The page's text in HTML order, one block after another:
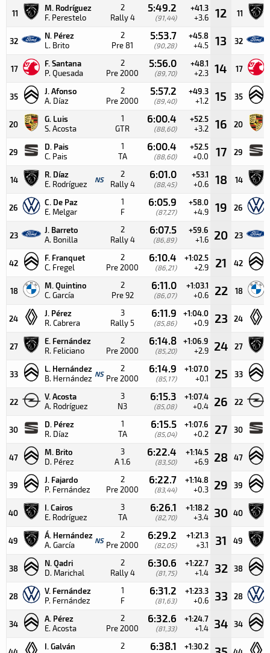
11
M. Rodríguez
F. Perestelo
2
Rally 4
5:49.2
(91,44)
+41.3
+3.6 12 11
32
N. Pérez
L. Brito
2
Pre 81
5:53.7
(90,28)
+45.8
+4.5 13 32
17
F. Santana
P. Quesada
2
Pre 2000
5:56.0
(89,70)
+48.1
+2.3 14 17
35
J. Afonso
A. Díaz
2
Pre 2000
5:57.2
(89,40)
+49.3
+1.2 15 35
20
G. Luis
S. Acosta
1
GTR
6:00.4
(88,60)
+52.5
+3.2 16 20
29
D. Pais
C. Pais
1
TA
6:00.4
(88,60)
+52.5
+0.0 17 29
14
R. Díaz
E. Rodríguez NS
2
Rally 4
6:01.0
(88,45)
+53.1
+0.6 18 14
26
C. De Paz
E. Melgar
1
F
6:05.9
(87,27)
+58.0
+4.9 19 26
23
J. Barreto
A. Bonilla
2
Rally 4
6:07.5
(86,89)
+59.6
+1.6 20 23
42
F. Franquet
C. Fregel
2
Pre 2000
6:10.4
(86,21)
+1:02.5
+2.9 21 42
18
M. Quintino
C. García
2
Pre 92
6:11.0
(86,07)
+1:03.1
+0.6 22 18
24
J. Pérez
R. Cabrera
3
Rally 5
6:11.9
(85,86)
+1:04.0
+0.9 23 24
27
E. Fernández
R. Feliciano
2
Pre 2000
6:14.8
(85,20)
+1:06.9
+2.9 24 27
33
L. Hernández
B. Hernández NS
2
Pre 2000
6:14.9
(85,17)
+1:07.0
+0.1 25 33
22
V. Acosta
A. Rodríguez
3
N3
6:15.3
(85,08)
+1:07.4
+0.4 26 22
30
D. Pérez
R. Díaz
1
TA
6:15.5
(85,04)
+1:07.6
+0.2 27 30
47
M. Brito
D. Pérez
3
A 1.6
6:22.4
(83,50)
+1:14.5
+6.9 28 47
39
J. Fajardo
P. Fernández
2
Pre 2000
6:22.7
(83,44)
+1:14.8
+0.3 29 39
40
I. Cairos
E. Rodríguez
3
TA
6:26.1
(82,70)
+1:18.2
+3.4 30 40
49
Á. Hernández
A. García NS
2
Pre 2000
6:29.2
(82,05)
+1:21.3
+3.1 31 49
38
N. Qadri
D. Marichal
2
Rally 4
6:30.6
(81,75)
+1:22.7
+1.4 32 38
28
V. Fernández
P. Fernández
1
F
6:31.2
(81,63)
+1:23.3
+0.6 33 28
34
A. Pérez
E. Acosta
2
Pre 2000
6:32.6
(81,33)
+1:24.7
+1.4 34 34
I. Galván
2
6:38.1 +1:30.2